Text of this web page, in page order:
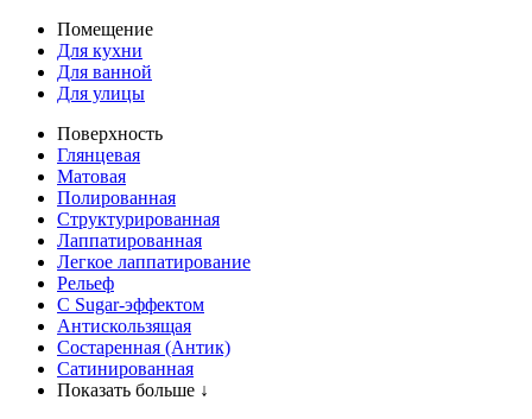
Помещение
Для кухни
Для ванной
Для улицы
Поверхность
Глянцевая
Матовая
Полированная
Структурированная
Лаппатированная
Легкое лаппатирование
Рельеф
С Sugar-эффектом
Антискользящая
Состаренная (Антик)
Сатинированная
Показать больше ↓